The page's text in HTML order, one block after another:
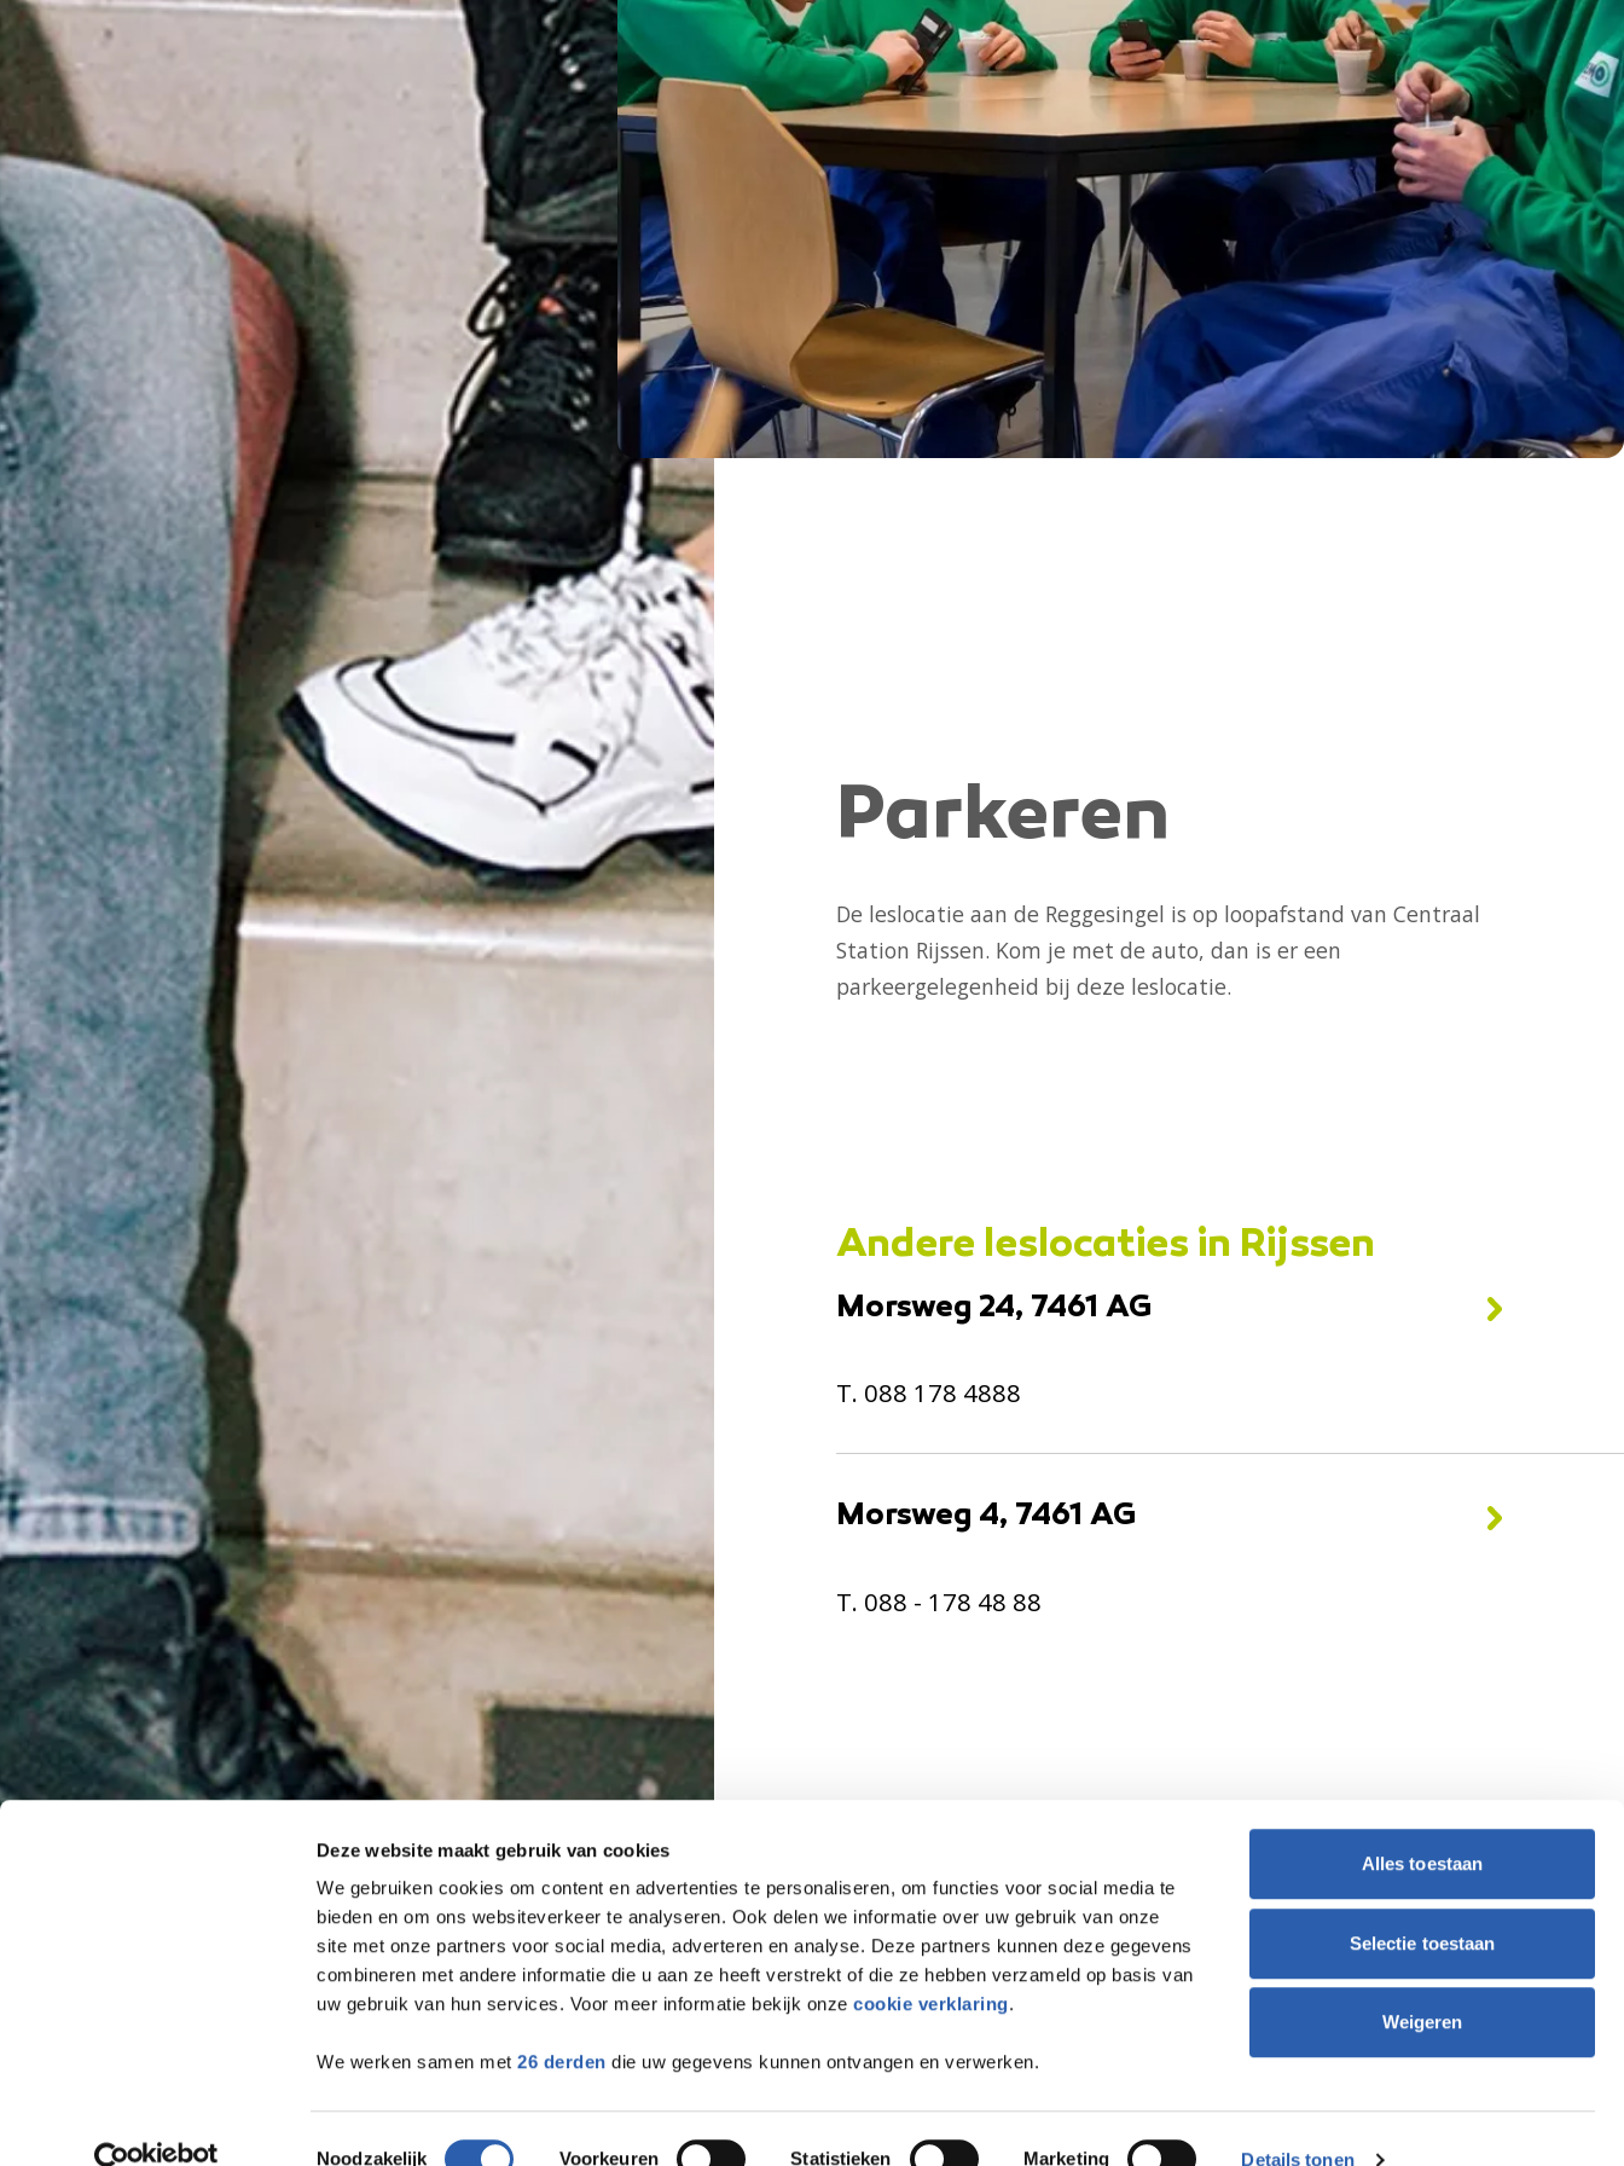
Deze website maakt gebruik van cookies
We gebruiken cookies om content en advertenties te personaliseren, om functies voor social media te
bieden en om ons websiteverkeer te analyseren. Ook delen we informatie over uw gebruik van onze
site met onze partners voor social media, adverteren en analyse. Deze partners kunnen deze gegevens
combineren met andere informatie die u aan ze heeft verstrekt of die ze hebben verzameld op basis van
uw gebruik van hun services. Voor meer informatie bekijk onzecookie verklaring.
We werken samen met26 derden die uw gegevens kunnen ontvangen en verwerken.
Toestemmingsselectie
Noodzakelijk Voorkeuren Statistieken Marketing Details tonen
Alles toestaan
Selectie toestaan
Weigeren
Parkeren
De leslocatie aan de Reggesingel is op loopafstand van Centraal
Station Rijssen. Kom je met de auto, dan is er een
parkeergelegenheid bij deze leslocatie.
Andere leslocaties in Rijssen
Morsweg 24, 7461 AG
T. 088 178 4888
Morsweg 4, 7461 AG
T. 088 - 178 48 88